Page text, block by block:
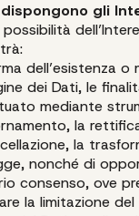
gli
dell’esistenza o
dei Dati, le
mediante
la
la
nonché di
consenso, ove
la limitazione